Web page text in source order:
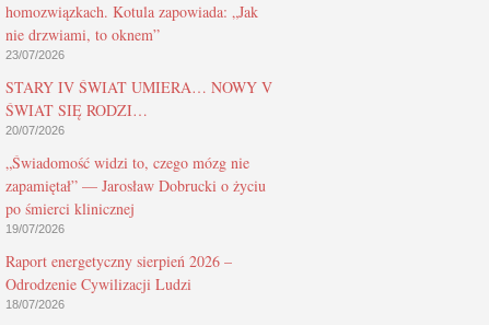
homozwiązkach. Kotula zapowiada: „Jak
nie drzwiami, to oknem”
23/07/2026
STARY IV ŚWIAT UMIERA… NOWY V
ŚWIAT SIĘ RODZI…
20/07/2026
„Świadomość widzi to, czego mózg nie
zapamiętał” — Jarosław Dobrucki o życiu
po śmierci klinicznej
19/07/2026
Raport energetyczny sierpień 2026 –
Odrodzenie Cywilizacji Ludzi
18/07/2026